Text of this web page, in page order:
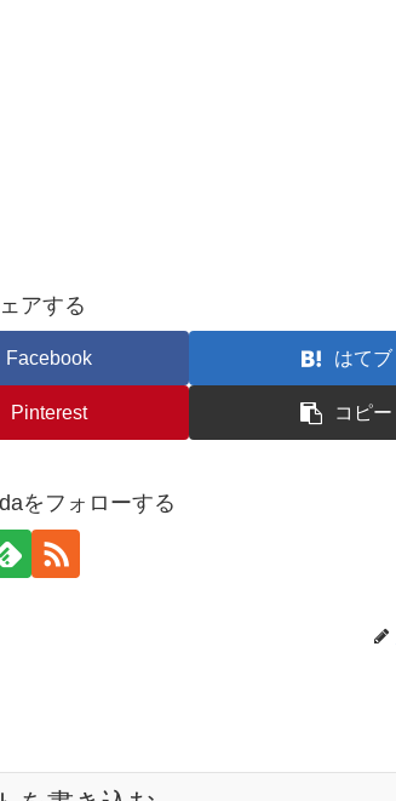
アする
Facebook はてブ
Pinterest コピー
をフォローする